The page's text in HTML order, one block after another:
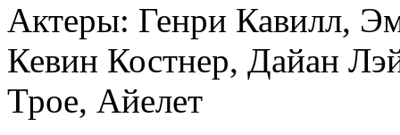
Актеры: Генри Кавилл,
Кевин Костнер, Дайан
Трое, Айелет